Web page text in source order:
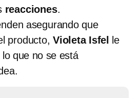
reacciones.
asegurando que
producto,Violeta Isfel le
que no se está